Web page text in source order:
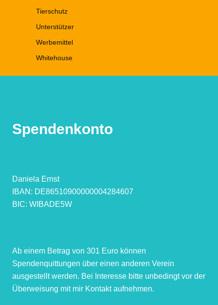
Tierschutz
Unterstützer
Werbemittel
Whitehouse
Spendenkonto
Daniela Ernst
IBAN: DE86510900000004284607
BIC: WIBADE5W
Ab einem Betrag von 301 Euro können
Spendenquittungen über einen anderen Verein
ausgestellt werden. Bei Interesse bitte unbedingt vor der
Überweisung mit mir Kontakt aufnehmen.